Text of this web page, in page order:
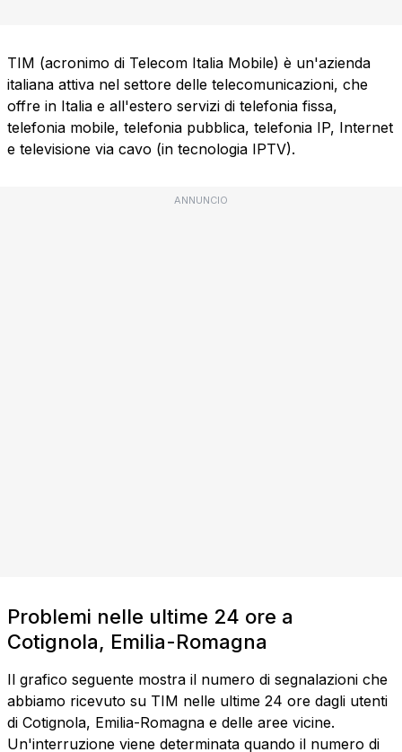
TIM (acronimo di Telecom Italia Mobile) è un'azienda
italiana attiva nel settore delle telecomunicazioni, che
offre in Italia e all'estero servizi di telefonia fissa,
telefonia mobile, telefonia pubblica, telefonia IP, Internet
e televisione via cavo (in tecnologia IPTV).
ANNUNCIO
Problemi nelle ultime 24 ore a
Cotignola, Emilia-Romagna
Il grafico seguente mostra il numero di segnalazioni che
abbiamo ricevuto su TIM nelle ultime 24 ore dagli utenti
di Cotignola, Emilia-Romagna e delle aree vicine.
Un'interruzione viene determinata quando il numero di